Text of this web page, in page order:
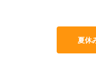
夏休